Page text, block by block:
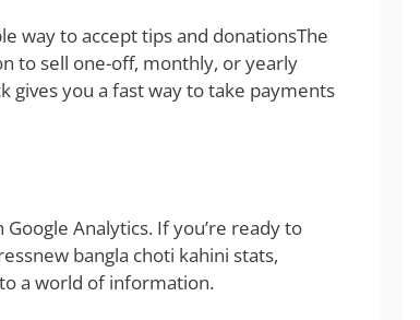
way to accept tips and donationsThe
to sell one-off, monthly, or yearly
you a fast way to take payments
Analytics. If you’re ready to
bangla choti kahini stats,
a world of information.